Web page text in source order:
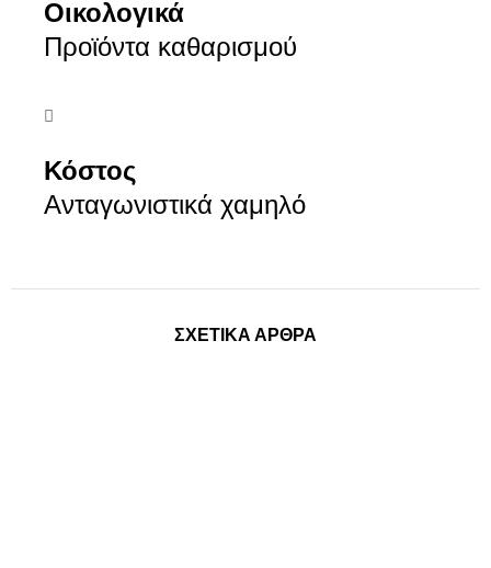
Οικολογικά
Προϊόντα καθαρισμού
Κόστος
Ανταγωνιστικά χαμηλό
ΣΧΕΤΙΚΆ ΑΡΘΡΑ